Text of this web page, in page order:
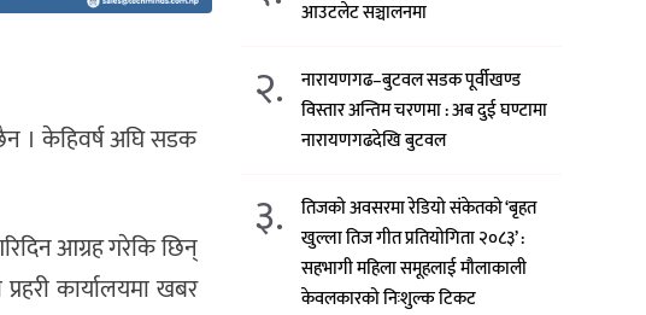
। केहिवर्ष अघि सडक
आग्रह गरेकि छिन्
कार्यालयमा खबर
आउटलेट सञ्चालनमा
२.
नारायणगढ–बुटवल सडक पूर्वीखण्ड
विस्तार अन्तिम चरणमा : अब दुई घण्टामा
नारायणगढदेखि बुटवल
३.
तिजको अवसरमा रेडियो संकेतको ‘बृहत
खुल्ला तिज गीत प्रतियोगिता २०८३’ :
सहभागी महिला समूहलाई मौलाकाली
केवलकारको निःशुल्क टिकट